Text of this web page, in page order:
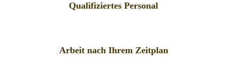
Qualifiziertes Personal
Arbeit nach Ihrem Zeitplan